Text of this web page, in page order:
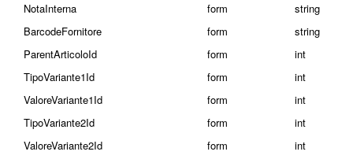
NotaInterna
form
string
BarcodeFornitore
form
string
ParentArticoloId
form
int
TipoVariante1Id
form
int
ValoreVariante1Id
form
int
TipoVariante2Id
form
int
ValoreVariante2Id
form
int